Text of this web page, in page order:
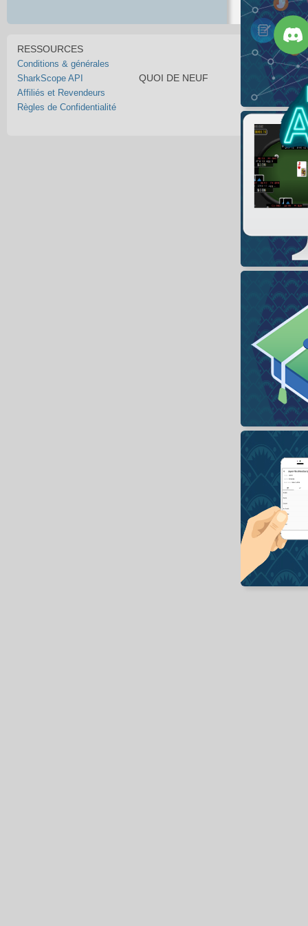
RESSOURCES
Conditions & générales
SharkScope API
Affiliés et Revendeurs
Règles de Confidentialité
QUOI DE NEUF